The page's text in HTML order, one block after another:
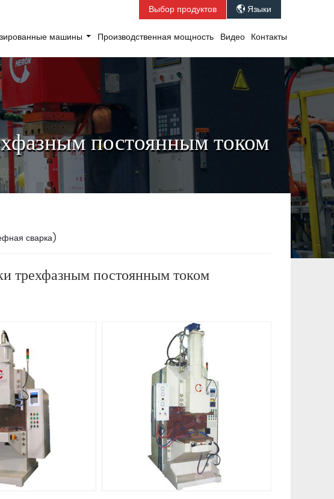
Выбор продуктов  Языки
машины Производственная мощность Видео Контакты
постоянным током
сварка)
трехфазным постоянным током